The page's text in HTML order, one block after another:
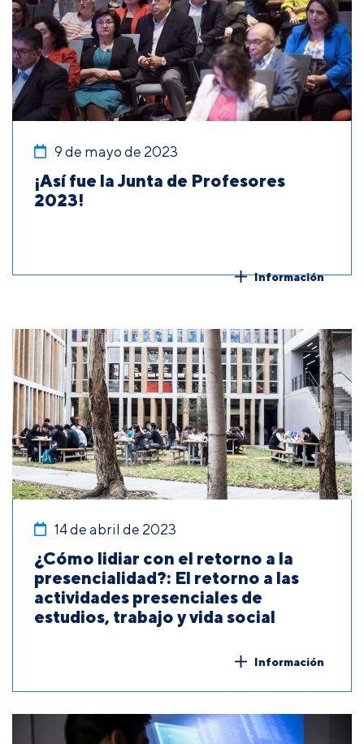
9 de mayo de 2023
¡Así fue la Junta de Profesores
2023!
Información
14 de abril de 2023
¿Cómo lidiar con el retorno a la
presencialidad?: El retorno a las
actividades presenciales de
estudios, trabajo y vida social
Información